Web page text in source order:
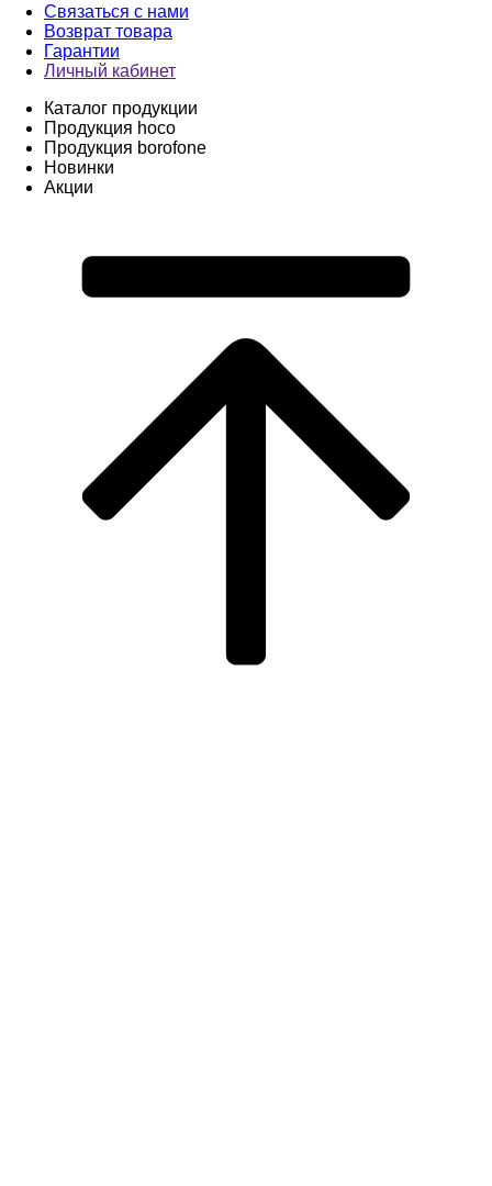
Связаться с нами
Возврат товара
Гарантии
Личный кабинет
Каталог продукции
Продукция hoco
Продукция borofone
Новинки
Акции